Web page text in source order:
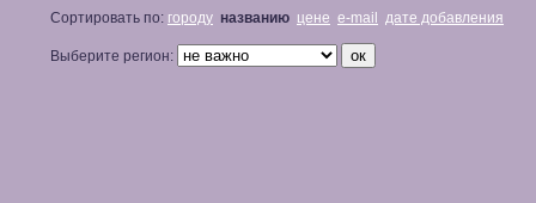
Сортировать по: городу названию цене e-mail дате добавления
Выберите регион: